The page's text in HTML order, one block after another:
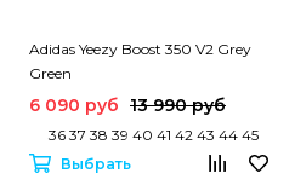
Adidas Yeezy Boost 350 V2 Grey
Green
6 090 руб 13 990 руб
36 37 38 39 40 41 42 43 44 45
Выбрать